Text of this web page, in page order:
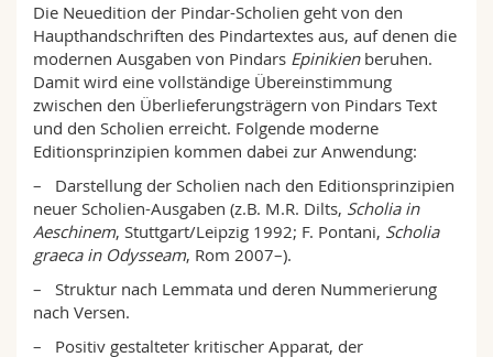
Die Neuedition der Pindar-Scholien geht von den
Haupthandschriften des Pindartextes aus, auf denen die
modernen Ausgaben von Pindars Epinikienberuhen.
Damit wird eine vollständige Übereinstimmung
zwischen den Überlieferungsträgern von Pindars Text
und den Scholien erreicht. Folgende moderne
Editionsprinzipien kommen dabei zur Anwendung:
– Darstellung der Scholien nach den Editionsprinzipien
neuer Scholien-Ausgaben (z.B. M.R. Dilts, Scholia in
Aeschinem, Stuttgart/Leipzig 1992; F. Pontani, Scholia
graeca in Odysseam, Rom 2007–).
– Struktur nach Lemmata und deren Nummerierung
nach Versen.
– Positiv gestalteter kritischer Apparat, der